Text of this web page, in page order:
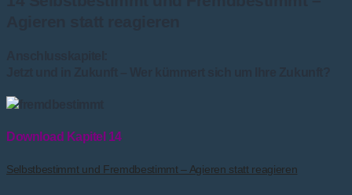
Download Kapitel 14
Selbstbestimmt und Fremdbestimmt – Agieren statt reagieren